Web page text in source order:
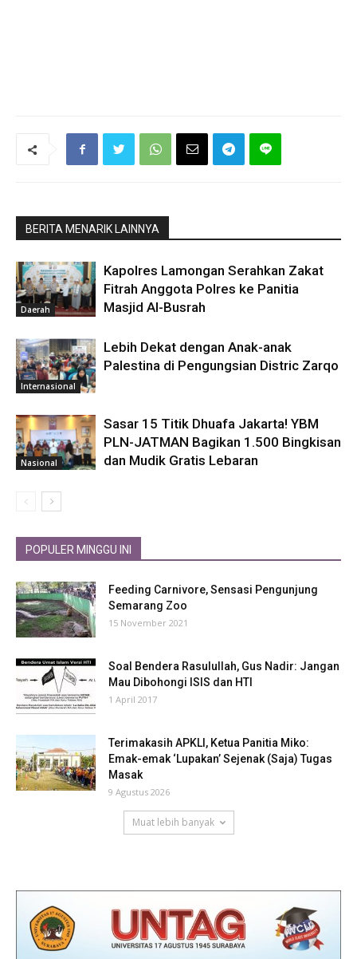
BERITA MENARIK LAINNYA
Daerah
Kapolres Lamongan Serahkan Zakat
Fitrah Anggota Polres ke Panitia
Masjid Al-Busrah
Internasional
Lebih Dekat dengan Anak-anak
Palestina di Pengungsian Distric Zarqo
Nasional
Sasar 15 Titik Dhuafa Jakarta! YBM
PLN-JATMAN Bagikan 1.500 Bingkisan
dan Mudik Gratis Lebaran
POPULER MINGGU INI
Feeding Carnivore, Sensasi Pengunjung
Semarang Zoo
15 November 2021
Soal Bendera Rasulullah, Gus Nadir: Jangan
Mau Dibohongi ISIS dan HTI
1 April 2017
Terimakasih APKLI, Ketua Panitia Miko:
Emak-emak ‘Lupakan’ Sejenak (Saja) Tugas
Masak
9 Agustus 2026
Muat lebih banyak